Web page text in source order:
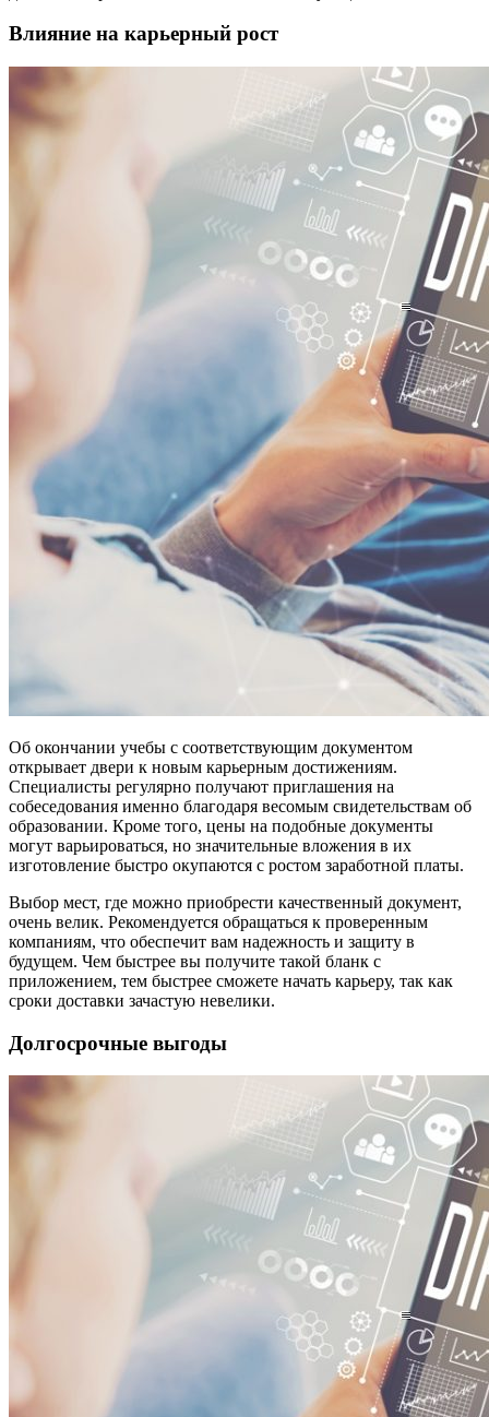
Влияние на карьерный рост
Об окончании учебы с соответствующим документом
открывает двери к новым карьерным достижениям.
Специалисты регулярно получают приглашения на
собеседования именно благодаря весомым свидетельствам об
образовании. Кроме того, цены на подобные документы
могут варьироваться, но значительные вложения в их
изготовление быстро окупаются с ростом заработной платы.
Выбор мест, где можно приобрести качественный документ,
очень велик. Рекомендуется обращаться к проверенным
компаниям, что обеспечит вам надежность и защиту в
будущем. Чем быстрее вы получите такой бланк с
приложением, тем быстрее сможете начать карьеру, так как
сроки доставки зачастую невелики.
Долгосрочные выгоды